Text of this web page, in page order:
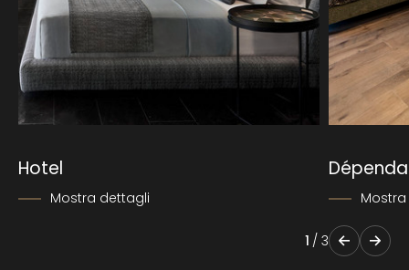
Hotel
Mostra dettagli
1 / 3